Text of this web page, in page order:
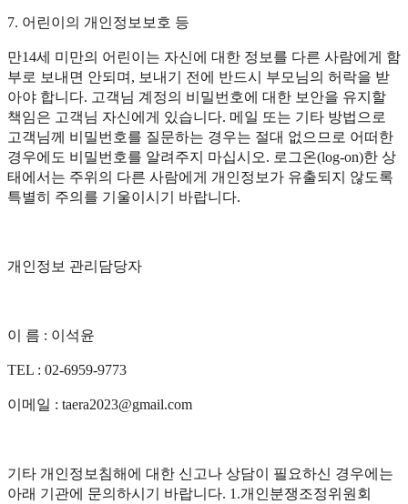
7. 어린이의 개인정보보호 등
만14세 미만의 어린이는 자신에 대한 정보를 다른 사람에게 함
부로 보내면 안되며, 보내기 전에 반드시 부모님의 허락을 받
아야 합니다. 고객님 계정의 비밀번호에 대한 보안을 유지할
책임은 고객님 자신에게 있습니다. 메일 또는 기타 방법으로
고객님께 비밀번호를 질문하는 경우는 절대 없으므로 어떠한
경우에도 비밀번호를 알려주지 마십시오. 로그온(log-on)한 상
태에서는 주위의 다른 사람에게 개인정보가 유출되지 않도록
특별히 주의를 기울이시기 바랍니다.
개인정보 관리담당자
이 름 : 이석윤
TEL : 02-6959-9773
이메일 : taera2023@gmail.com
기타 개인정보침해에 대한 신고나 상담이 필요하신 경우에는
아래 기관에 문의하시기 바랍니다. 1.개인분쟁조정위원회